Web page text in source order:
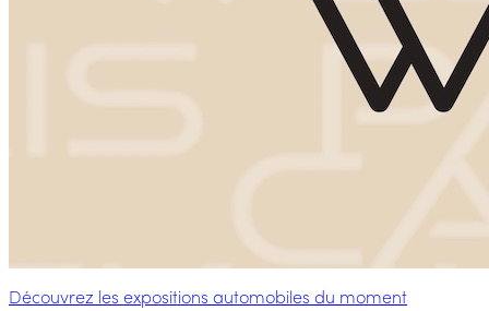
Découvrez les expositions automobiles du moment